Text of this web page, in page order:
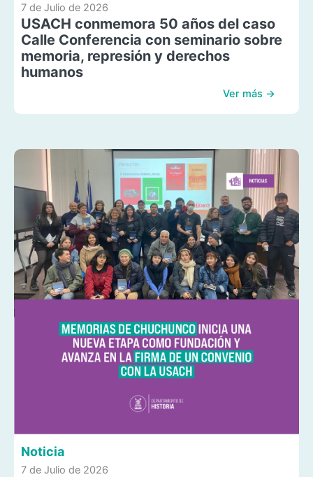
7 de Julio de 2026
USACH conmemora 50 años del caso
Calle Conferencia con seminario sobre
memoria, represión y derechos
humanos
Ver más →
Noticia
7 de Julio de 2026